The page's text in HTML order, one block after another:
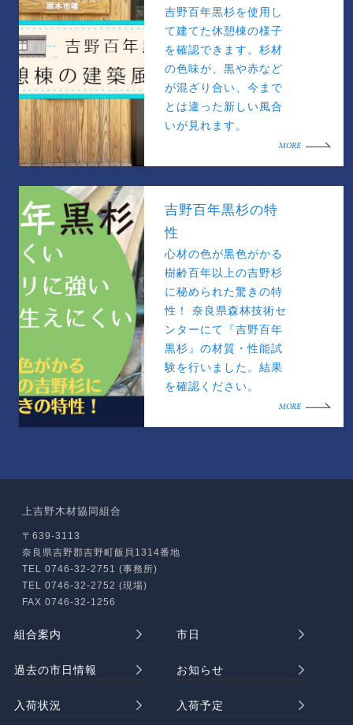
吉野百年黒杉を使用し
て建てた休憩棟の様子
を確認できます。杉材
の色味が、黒や赤など
が混ざり合い、今まで
とは違った新しい風合
いが見れます。
MORE
吉野百年黒杉の特
性
心材の色が黒色がかる
樹齢百年以上の吉野杉
に秘められた驚きの特
性！ 奈良県森林技術セ
ンターにて『吉野百年
黒杉』の材質・性能試
験を行いました。結果
を確認ください。
MORE
上吉野木材協同組合
〒639-3113
奈良県吉野郡吉野町飯貝1314番地
TEL 0746-32-2751 (事務所)
TEL 0746-32-2752 (現場)
FAX 0746-32-1256
組合案内 市日
過去の市日情報 お知らせ
入荷状況 入荷予定